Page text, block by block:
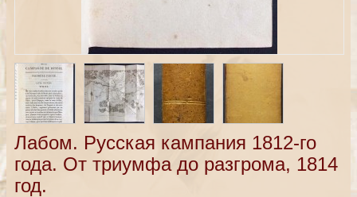
Лабом. Русская кампания 1812-го
года. От триумфа до разгрома, 1814
год.